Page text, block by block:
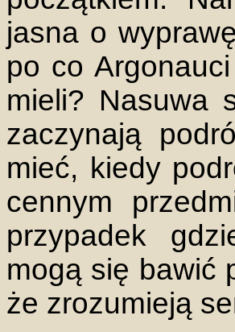
jasna o
po co
mieli? Nasuwa
zaczynają
mieć, kiedy
cennym
przypadek
mogą się bawić
że zrozumieją